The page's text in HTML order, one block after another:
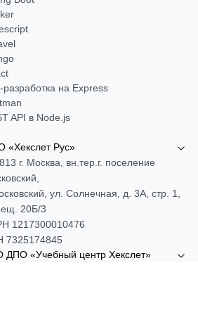
разработка на Express
API в Node.js
«Хекслет Рус»
г. Москва, вн.тер.г. поселение
ул. Солнечная, д. 3А, стр. 1,
20Б/3
1217300010476
7325174845
ДПО «Учебный центр Хекслет»